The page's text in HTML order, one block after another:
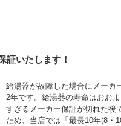
証いたします！
給湯器が故障した場合にメーカ
2年です。給湯器の寿命はおお
すぎるメーカー保証が切れた後
ため、当店では「最長10年(8・